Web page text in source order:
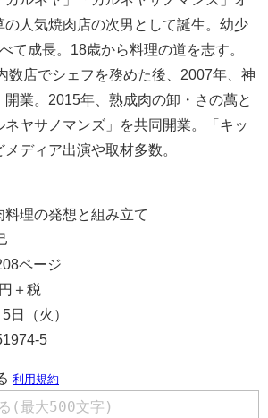
の人気焼肉店の次男として誕生。幼少
て成長。18歳から料理の道を志す。
数店でシェフを務めた後、2007年、神
業。2015年、熟成肉の卸・さの萬と
ヤサノマンズ」を共同開業。「キッ
ディア出演や取材多数。
理の発想と組み立て
ページ
＋税
日（火）
5